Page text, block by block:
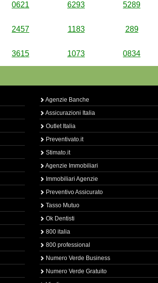
0621 6293 5289
2457 1183 289
3615 1073 0834
Agenzie Banche
Assicurazioni Italia
Outlet Italia
Preventivato.it
Stimato.it
Agenzie Immobiliari
Immobiliari Agenzie
Preventivo Assicurato
Tasso Mutuo
Ok Dentisti
800 italia
800 professional
Numero Verde Business
Numero Verde Gratuito